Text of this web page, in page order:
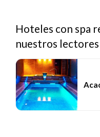
Hoteles con spa
nuestros lectores